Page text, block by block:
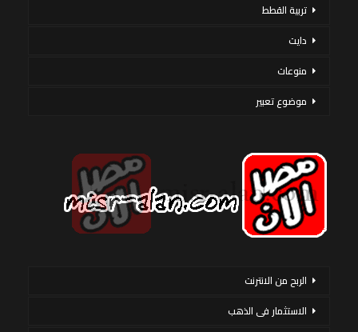
تربية القطط
دايت
منوعات
موضوع تعبير
الربح من الانترنت
الاستثمار فى الذهب